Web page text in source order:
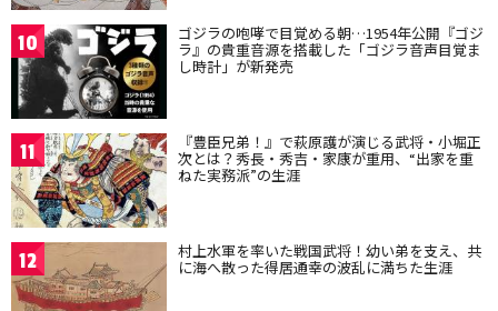
10 ゴジラの咆哮で目覚める朝…1954年公開『ゴジ
ラ』の貴重音源を搭載した「ゴジラ音声目覚ま
し時計」が新発売
11 『豊臣兄弟！』で萩原護が演じる武将・小堀正
次とは？秀長・秀吉・家康が重用、“出家を重
ねた実務派”の生涯
12 村上水軍を率いた戦国武将！幼い弟を支え、共
に海へ散った得居通幸の波乱に満ちた生涯